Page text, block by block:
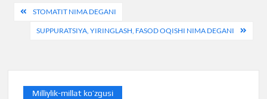
Post
menyusi
STOMATIT NIMA DEGANI
SUPPURATSIYA, YIRINGLASH, FASOD OQISHI NIMA DEGANI
Milliylik-millat ko’zgusi